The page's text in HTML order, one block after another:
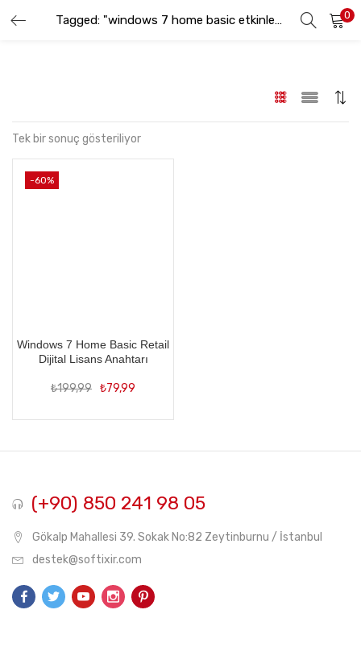
Tagged: "windows 7 home basic etkinleştirme" 0
GIRIŞ YAP KAYIT OL
Beni hatırla
Tek bir sonuç gösteriliyor
-60%
Windows 7 Home Basic Retail
Dijital Lisans Anahtarı
₺199,99 Orijinal
fiyat:
₺199,99.
₺79,99
fiyat:
₺79,99.
(+90) 850 241 98 05
Gökalp Mahallesi 39. Sokak No:82 Zeytinburnu / İstanbul
destek@softixir.com